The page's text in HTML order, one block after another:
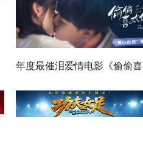
年度最催泪爱情电影《偷偷喜
欢你》发布 “夏日恋恋” 版预
七夕解锁盛夏暗恋毕业季离别